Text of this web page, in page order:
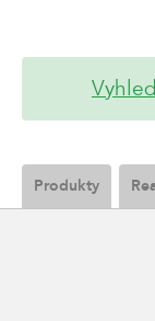
Produkty